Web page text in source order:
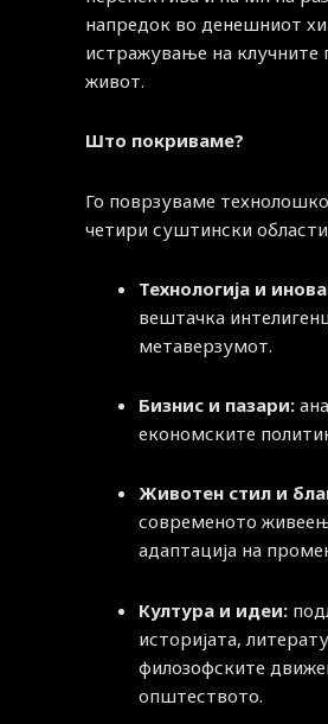
напредок во денешниот
истражување на клучните
живот.
Што покриваме?
Го поврзуваме
четири суштински
Технологија и
вештачка
метаверзумот.
Бизнис и пазари:
економските
Животен стил и
современото
адаптација на
Култура и идеи:
историјата,
филозофските
општеството.